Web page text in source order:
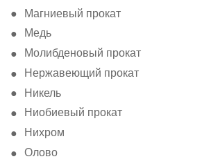
Магниевый прокат
Медь
Молибденовый прокат
Нержавеющий прокат
Никель
Ниобиевый прокат
Нихром
Олово